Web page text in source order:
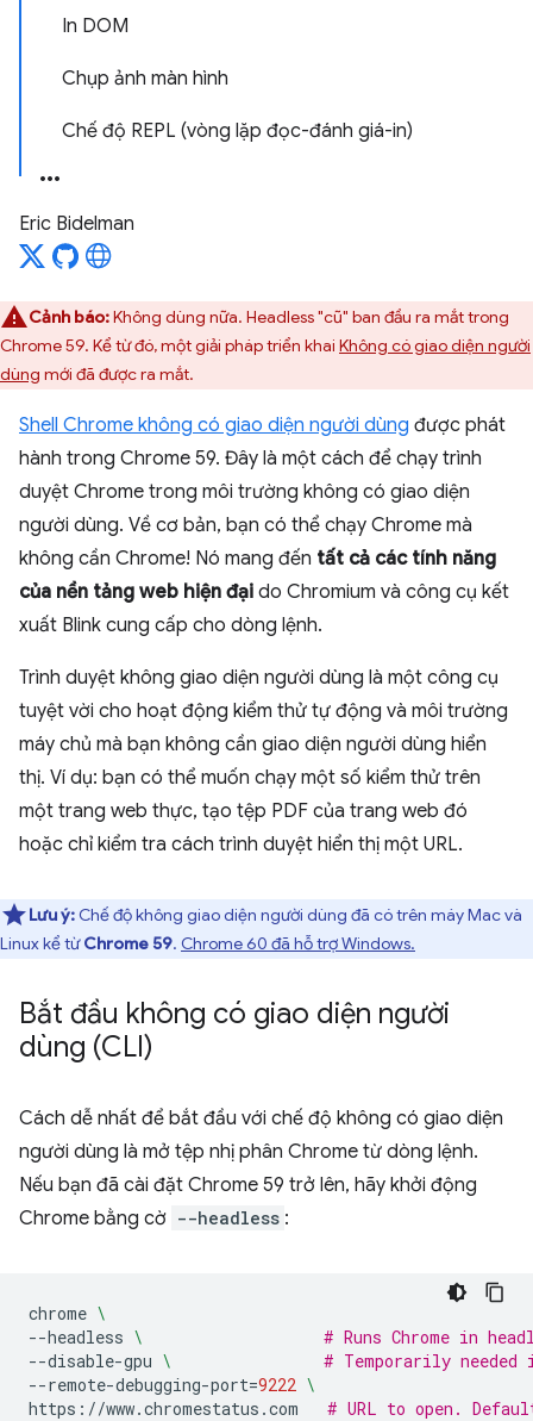
In DOM
Chụp ảnh màn hình
Chế độ REPL (vòng lặp đọc-đánh giá-in)
Eric Bidelman
Cảnh báo:Không dùng nữa. Headless "cũ" ban đầu ra mắt trong
Chrome 59. Kể từ đó, một giải pháp triển khai Không có giao diện người
dùng mới đã được ra mắt.
Shell Chrome không có giao diện người dùng được phát
hành trong Chrome 59. Đây là một cách để chạy trình
duyệt Chrome trong môi trường không có giao diện
người dùng. Về cơ bản, bạn có thể chạy Chrome mà
không cần Chrome! Nó mang đến tất cả các tính năng
của nền tảng web hiện đại do Chromium và công cụ kết
xuất Blink cung cấp cho dòng lệnh.
Trình duyệt không giao diện người dùng là một công cụ
tuyệt vời cho hoạt động kiểm thử tự động và môi trường
máy chủ mà bạn không cần giao diện người dùng hiển
thị. Ví dụ: bạn có thể muốn chạy một số kiểm thử trên
một trang web thực, tạo tệp PDF của trang web đó
hoặc chỉ kiểm tra cách trình duyệt hiển thị một URL.
Lưu ý: Chế độ không giao diện người dùng đã có trên máy Mac và
Linux kể từChrome 59. Chrome 60 đã hỗ trợ Windows.
Bắt đầu không có giao diện người
dùng (CLI)
Cách dễ nhất để bắt đầu với chế độ không có giao diện
người dùng là mở tệp nhị phân Chrome từ dòng lệnh.
Nếu bạn đã cài đặt Chrome 59 trở lên, hãy khởi động
Chrome bằng cờ --headless :
chrome \
--headless \
# Runs Chrome in
--disable-gpu \
# Temporarily needed
--remote-debugging-port=9222 \
https://www.chromestatus.com
# URL to open.